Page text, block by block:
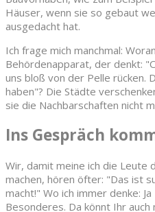
Häuser, wenn sie so gebaut
ausgedacht hat.
Ich frage mich manchmal:
Behördenapparat, der denkt:
uns bloß von der Pelle rücken.
haben"? Die Städte
sie die Nachbarschaften nicht
Ins Gespräch
Wir, damit meine ich die Leute
machen, hören öfter: "Das ist
macht!" Wo ich immer denke:
Besonderes. Da könnt Ihr